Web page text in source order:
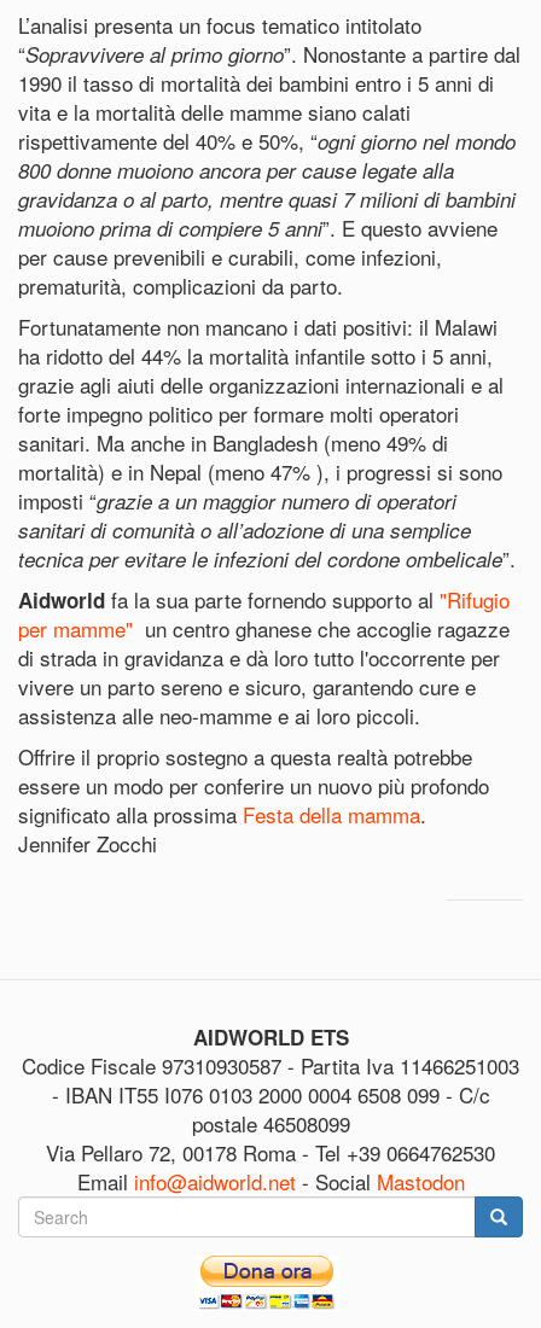
L’analisi presenta un focus tematico intitolato
“Sopravvivere al primo giorno”. Nonostante a partire dal
1990 il tasso di mortalità dei bambini entro i 5 anni di
vita e la mortalità delle mamme siano calati
rispettivamente del 40% e 50%, “ogni giorno nel mondo
800 donne muoiono ancora per cause legate alla
gravidanza o al parto, mentre quasi 7 milioni di bambini
muoiono prima di compiere 5 anni”. E questo avviene
per cause prevenibili e curabili, come infezioni,
prematurità, complicazioni da parto.
Fortunatamente non mancano i dati positivi: il Malawi
ha ridotto del 44% la mortalità infantile sotto i 5 anni,
grazie agli aiuti delle organizzazioni internazionali e al
forte impegno politico per formare molti operatori
sanitari. Ma anche in Bangladesh (meno 49% di
mortalità) e in Nepal (meno 47% ), i progressi si sono
imposti “grazie a un maggior numero di operatori
sanitari di comunità o all’adozione di una semplice
tecnica per evitare le infezioni del cordone ombelicale”.
Aidworld fa la sua parte fornendo supporto al "Rifugio
per mamme" un centro ghanese che accoglie ragazze
di strada in gravidanza e dà loro tutto l'occorrente per
vivere un parto sereno e sicuro, garantendo cure e
assistenza alle neo-mamme e ai loro piccoli.
Offrire il proprio sostegno a questa realtà potrebbe
essere un modo per conferire un nuovo più profondo
significato alla prossima Festa della mamma.
Jennifer Zocchi
AIDWORLD ETS
Codice Fiscale 97310930587 - Partita Iva 11466251003
- IBAN IT55 I076 0103 2000 0004 6508 099 - C/c
postale 46508099
Via Pellaro 72, 00178 Roma - Tel +39 0664762530
Email info@aidworld.net- Social Mastodon
Search